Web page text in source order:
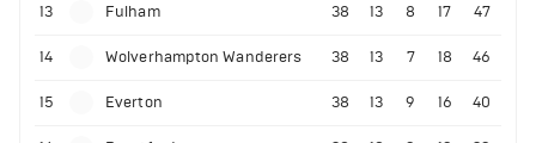
13 Fulham 38 13 8 17 47
14 Wolverhampton Wanderers 38 13 7 18 46
15 Everton 38 13 9 16 40